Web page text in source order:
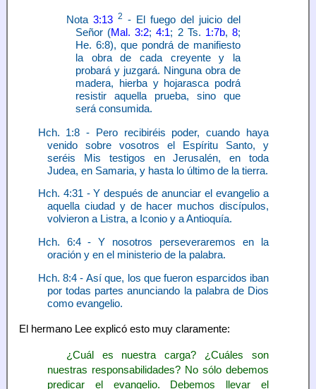
Nota 3:13 2 - El fuego del juicio del
Señor (Mal. 3:2;4:1; 2 Ts. 1:7b,8;
He. 6:8), que pondrá de manifiesto
la obra de cada creyente y la
probará y juzgará. Ninguna obra de
madera, hierba y hojarasca podrá
resistir aquella prueba, sino que
será consumida.
Hch. 1:8 - Pero recibiréis poder, cuando haya
venido sobre vosotros el Espíritu Santo, y
seréis Mis testigos en Jerusalén, en toda
Judea, en Samaria, y hasta lo último de la tierra.
Hch. 4:31 - Y después de anunciar el evangelio a
aquella ciudad y de hacer muchos discípulos,
volvieron a Listra, a Iconio y a Antioquía.
Hch. 6:4 - Y nosotros perseveraremos en la
oración y en el ministerio de la palabra.
Hch. 8:4 - Así que, los que fueron esparcidos iban
por todas partes anunciando la palabra de Dios
como evangelio.
El hermano Lee explicó esto muy claramente:
¿Cuál es nuestra carga? ¿Cuáles son
nuestras responsabilidades? No sólo debemos
predicar el evangelio. Debemos llevar el